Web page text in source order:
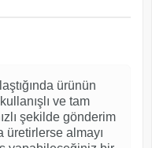
ürünün
ve tam
şekilde gönderim
üretirlerse almayı